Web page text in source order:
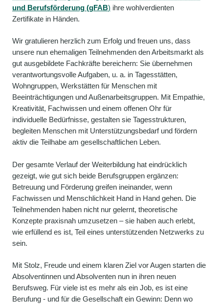
und Berufsförderung (gFAB) ihre wohlverdienten
Zertifikate in Händen.
Wir gratulieren herzlich zum Erfolg und freuen uns, dass
unsere nun ehemaligen Teilnehmenden den Arbeitsmarkt als
gut ausgebildete Fachkräfte bereichern: Sie übernehmen
verantwortungsvolle Aufgaben, u. a. in Tagesstätten,
Wohngruppen, Werkstätten für Menschen mit
Beeinträchtigungen und Außenarbeitsgruppen. Mit Empathie,
Kreativität, Fachwissen und einem offenen Ohr für
individuelle Bedürfnisse, gestalten sie Tagesstrukturen,
begleiten Menschen mit Unterstützungsbedarf und fördern
aktiv die Teilhabe am gesellschaftlichen Leben.
Der gesamte Verlauf der Weiterbildung hat eindrücklich
gezeigt, wie gut sich beide Berufsgruppen ergänzen:
Betreuung und Förderung greifen ineinander, wenn
Fachwissen und Menschlichkeit Hand in Hand gehen. Die
Teilnehmenden haben nicht nur gelernt, theoretische
Konzepte praxisnah umzusetzen – sie haben auch erlebt,
wie erfüllend es ist, Teil eines unterstützenden Netzwerks zu
sein.
Mit Stolz, Freude und einem klaren Ziel vor Augen starten die
Absolventinnen und Absolventen nun in ihren neuen
Berufsweg. Für viele ist es mehr als ein Job, es ist eine
Berufung - und für die Gesellschaft ein Gewinn: Denn wo